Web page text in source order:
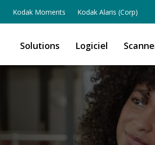
Kodak Moments Kodak Alaris (Corp)
Solutions Logiciel